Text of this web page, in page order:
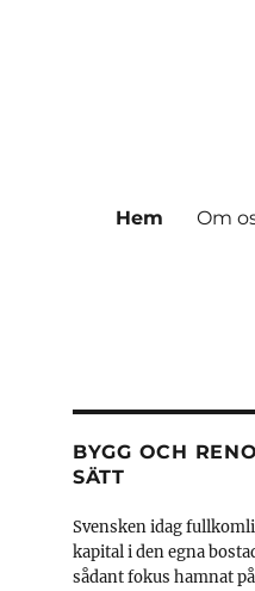
Hem Om
BYGG OCH
SÄTT
Svensken idag
kapital i den egna
sådant fokus hamnat